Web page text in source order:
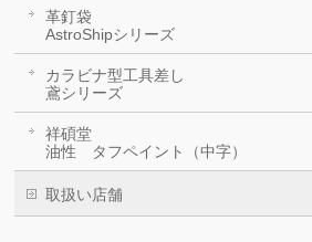
革釘袋
AstroShipシリーズ
カラビナ型工具差し
鳶シリーズ
祥碩堂
油性 タフペイント（中字）
取扱い店舗